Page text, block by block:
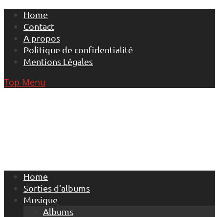
Skip
content
Home
Contact
A propos
Politique de confidentialité
Mentions Légales
Top Menu
Home
Sorties d’albums
Musique
Albums